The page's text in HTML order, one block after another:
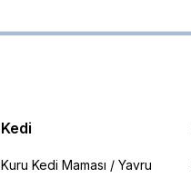
Kedi
Kuru Kedi Maması / Yavru